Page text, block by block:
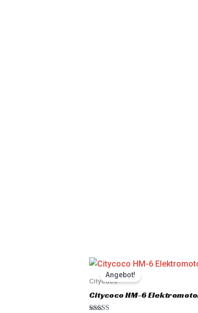
Angebot!
Citycoco
Citycoco HM-6
Original
was: